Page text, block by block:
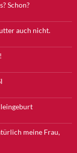
Schon?
auch nicht.
meine Frau,